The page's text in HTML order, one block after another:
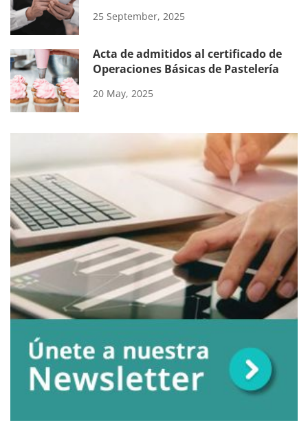
25 September, 2025
Acta de admitidos al certificado de
Operaciones Básicas de Pastelería
20 May, 2025